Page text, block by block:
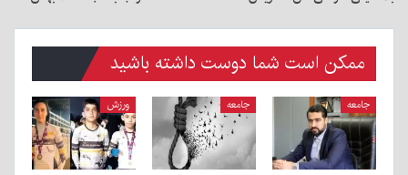
ممکن است شما دوست داشته باشید
جامعه جامعه ورزش